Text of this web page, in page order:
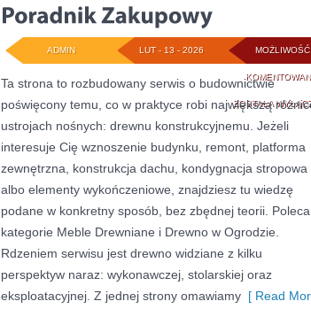
MOŻLIWOŚĆ
ZOSTAŁA
LUT - 13 - 2026
ADMIN
Ta strona to rozbudowany serwis o budownictwie
poświęcony temu, co w praktyce robi największą
ustrojach nośnych: drewnu konstrukcyjnemu. Jeżeli
interesuje Cię wznoszenie budynku, remont, platforma
zewnętrzna, konstrukcja dachu, kondygnacja stropowa
albo elementy wykończeniowe, znajdziesz tu wiedzę
podane w konkretny sposób, bez zbędnej teorii.
kategorie Meble Drewniane i Drewno w Ogrodzie.
Rdzeniem serwisu jest drewno widziane z kilku
perspektyw naraz: wykonawczej, stolarskiej oraz
eksploatacyjnej. Z jednej strony omawiamy [ Read